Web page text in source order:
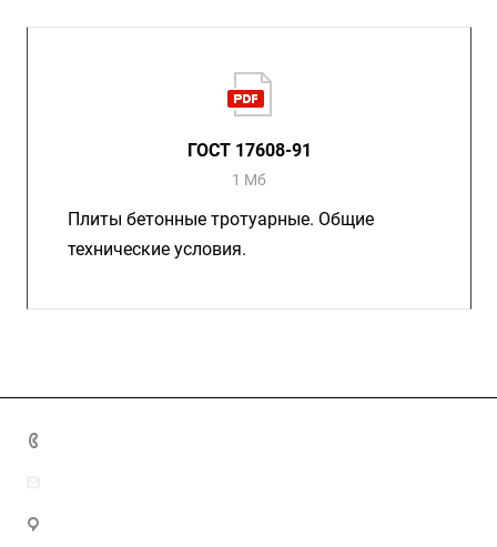
ГОСТ 17608-91
1 Мб
Плиты бетонные тротуарные. Общие
технические условия.